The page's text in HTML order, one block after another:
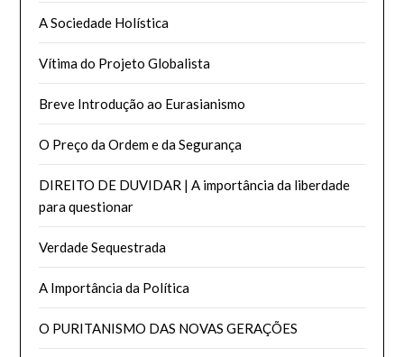
A Sociedade Holística
Vítima do Projeto Globalista
Breve Introdução ao Eurasianismo
O Preço da Ordem e da Segurança
DIREITO DE DUVIDAR | A importância da liberdade
para questionar
Verdade Sequestrada
A Importância da Política
O PURITANISMO DAS NOVAS GERAÇÕES